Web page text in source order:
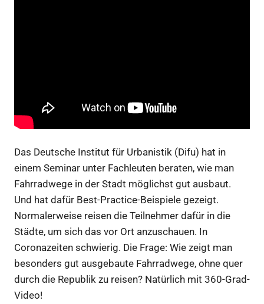
Das Deutsche Institut für Urbanistik (Difu) hat in
einem Seminar unter Fachleuten beraten, wie man
Fahrradwege in der Stadt möglichst gut ausbaut.
Und hat dafür Best-Practice-Beispiele gezeigt.
Normalerweise reisen die Teilnehmer dafür in die
Städte, um sich das vor Ort anzuschauen. In
Coronazeiten schwierig. Die Frage: Wie zeigt man
besonders gut ausgebaute Fahrradwege, ohne quer
durch die Republik zu reisen? Natürlich mit 360-Grad-
Video!